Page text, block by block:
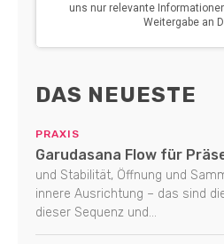
DAS NEUESTE
PRAXIS
Garudasana Flow für
und Stabilität, Öffnung und
innere Ausrichtung – das sind
dieser Sequenz und...